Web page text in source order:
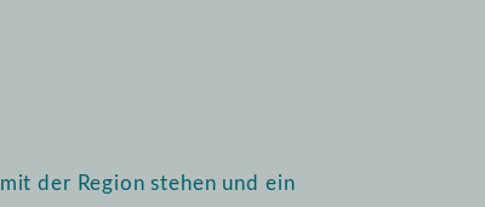
der Region stehen und ein